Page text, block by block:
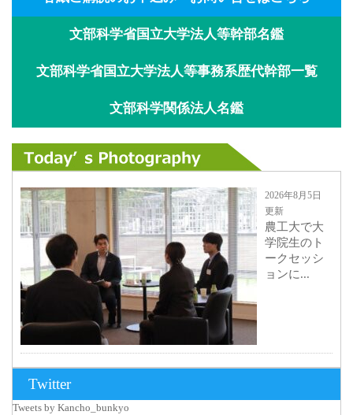
文部科学省国立大学法人等幹部名鑑
文部科学省国立大学法人等事務系歴代幹部一覧
文部科学関係法人名鑑
2026年8月5日
更新
農工大で大
学院生のト
ークセッシ
ョンに...
Twitter
Tweets by Kancho_bunkyo